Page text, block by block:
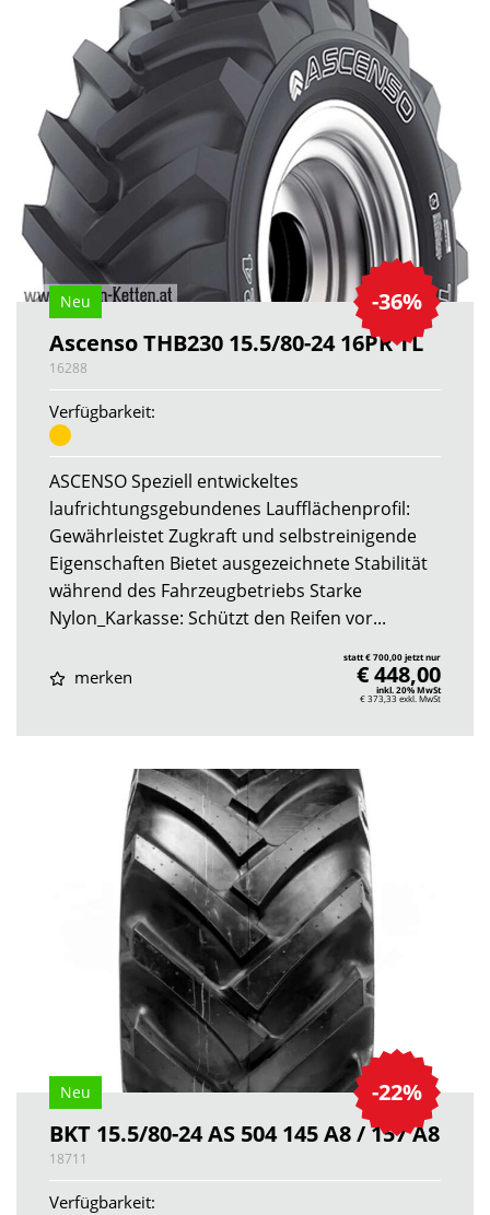
-36%
Neu
Ascenso THB230 15.5/80-24 16PR TL
16288
Verfügbarkeit:
ASCENSO Speziell entwickeltes
laufrichtungsgebundenes Laufflächenprofil:
Gewährleistet Zugkraft und selbstreinigende
Eigenschaften Bietet ausgezeichnete Stabilität
während des Fahrzeugbetriebs Starke
Nylon_Karkasse: Schützt den Reifen vor...
merken
statt € 700,00 jetzt nur
€ 448,00
inkl. 20% MwSt
€ 373,33 exkl. MwSt
-22%
Neu
BKT 15.5/80-24 AS 504 145 A8 / 157 A8
18711
Verfügbarkeit: